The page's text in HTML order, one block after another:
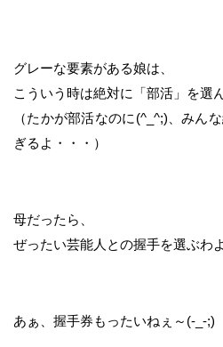
グレーな要素がある娘は、
こういう時は絶対に「部活」を選
（たかが部活なのに(^_^;)、みん
ぎるよ・・・）
母だったら、
ぜったい芸能人との握手を選ぶわ
あぁ、握手券もったいねぇ～(-_-;)